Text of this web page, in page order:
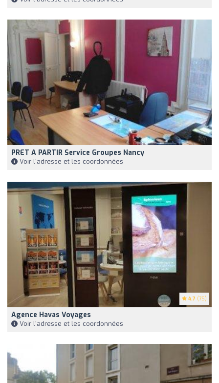
PRET A PARTIR Service Groupes Nancy
Voir l'adresse et les coordonnées
4.7 (75)
Agence Havas Voyages
Voir l'adresse et les coordonnées